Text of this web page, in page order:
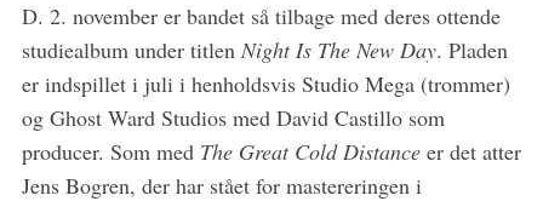
D. 2. november er bandet så tilbage med deres ottende
studiealbum under titlen Night Is The New Day. Pladen
er indspillet i juli i henholdsvis Studio Mega (trommer)
og Ghost Ward Studios med David Castillo som
producer. Som med The Great Cold Distance er det atter
Jens Bogren, der har stået for mastereringen i